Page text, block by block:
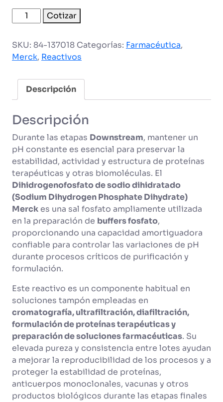
Dihidrogenofosfato
de
dihidratado
cantidad
Cotizar
SKU: 84-137018 Categorías: Farmacéutica,
Merck, Reactivos
Descripción
Descripción
Durante las etapas Downstream, mantener un
pH constante es esencial para preservar la
estabilidad, actividad y estructura de proteínas
terapéuticas y otras biomoléculas. El
Dihidrogenofosfato de sodio dihidratado
(Sodium Dihydrogen Phosphate Dihydrate)
Merck es una sal fosfato ampliamente utilizada
en la preparación de buffers fosfato,
proporcionando una capacidad amortiguadora
confiable para controlar las variaciones de pH
durante procesos críticos de purificación y
formulación.
Este reactivo es un componente habitual en
soluciones tampón empleadas en
cromatografía, ultrafiltración, diafiltración,
formulación de proteínas terapéuticas y
preparación de soluciones farmacéuticas. Su
elevada pureza y consistencia entre lotes ayudan
a mejorar la reproducibilidad de los procesos y a
proteger la estabilidad de proteínas,
anticuerpos monoclonales, vacunas y otros
productos biológicos durante las etapas finales